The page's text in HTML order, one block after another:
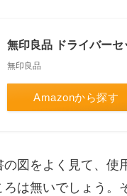
無印良品 ドライバー
無印良品
Amazonから探す
図をよく見て、使
は無いでしょう。